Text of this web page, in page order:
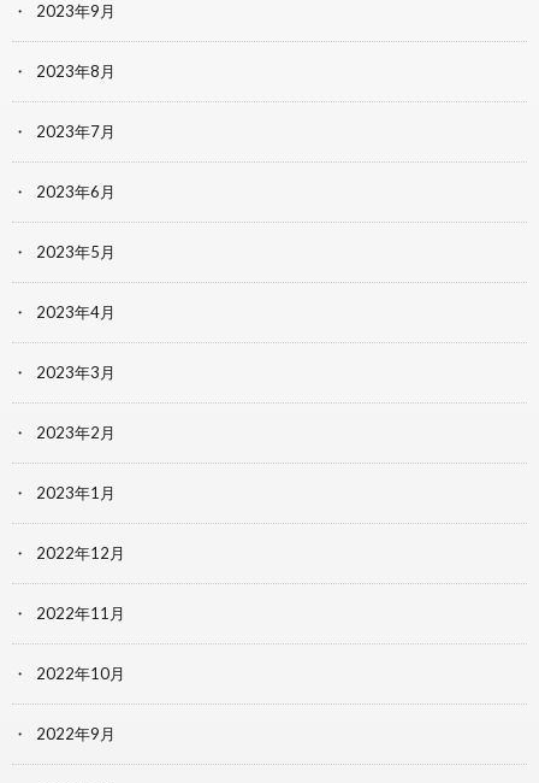
2023年9月
2023年8月
2023年7月
2023年6月
2023年5月
2023年4月
2023年3月
2023年2月
2023年1月
2022年12月
2022年11月
2022年10月
2022年9月